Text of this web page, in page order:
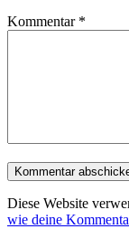
Kommentar *
Diese Website
wie deine